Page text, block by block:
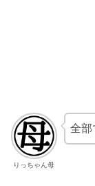
りっちゃん母
全部